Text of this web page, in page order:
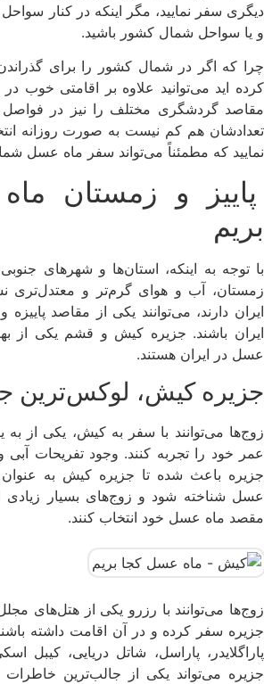
دیگری سفر نمایید، مگر اینکه در کنار
و یا سواحل شمال کشور باشید.
چرا که اگر در شمال کشور را برای
کرده اید می‌توانید علاوه بر اقامتی خوب در
مقاصد گردشگری مختلف را نیز در فواصل
تعدادشان هم کم نیست به صورت روزانه
نمایید که مطمئناً می‌تواند سفر ماه عسل شما
پاییز و زمستان
بریم
با توجه به اینکه، استان‌ها و شهرهای
زمستان، آب و هوای گرم‌تر و معتدل‌تری
ایران دارند، می‌توانند یکی از مقاصد
ایران باشند. جزیره کیش و قشم یکی از
عسل در ایران هستند.
جزیره کیش، لوکس‌ترین
زوج‌ها می‌توانند با سفر به کیش، یکی از به
عمر خود را تجربه کنند. وجود تفریحات آبی
جزیره باعث شده تا جزیره کیش به عنوان
عسل شناخته شود و زوج‌های بسیار زیادی
مقصد ماه عسل خود انتخاب کنند.
زوج‌ها می‌توانند با رزرو یکی از هتل‌های
جزیره سفر کرده و در آن اقامت داشته
پاراگلایدر، پاراسل، شاتل دریایی، کیبل
جزیره می‌تواند یکی از جالب‌ترین